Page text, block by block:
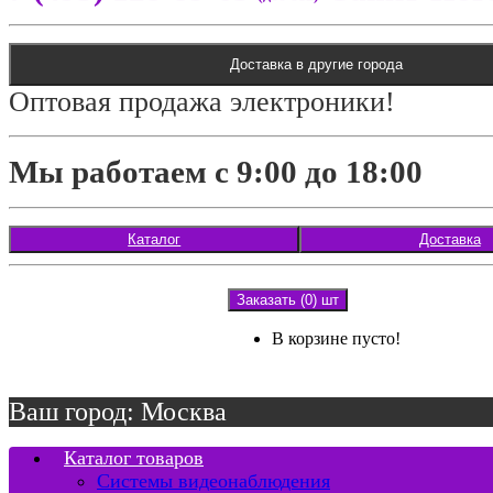
Доставка в другие города
Оптовая продажа электроники!
Мы работаем с 9:00 до 18:00
Каталог Доставка
Заказать (0) шт
В корзине пусто!
Ваш город: Москва
Каталог товаров
Системы видеонаблюдения